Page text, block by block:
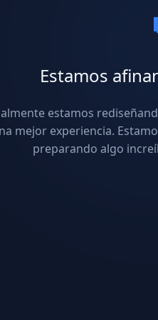
Estamos
estamos
mejor experiencia.
preparando algo